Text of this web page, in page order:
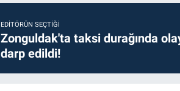
EDITÖRÜN SEÇTIĞI
Zonguldak'ta taksi durağında
darp edildi!